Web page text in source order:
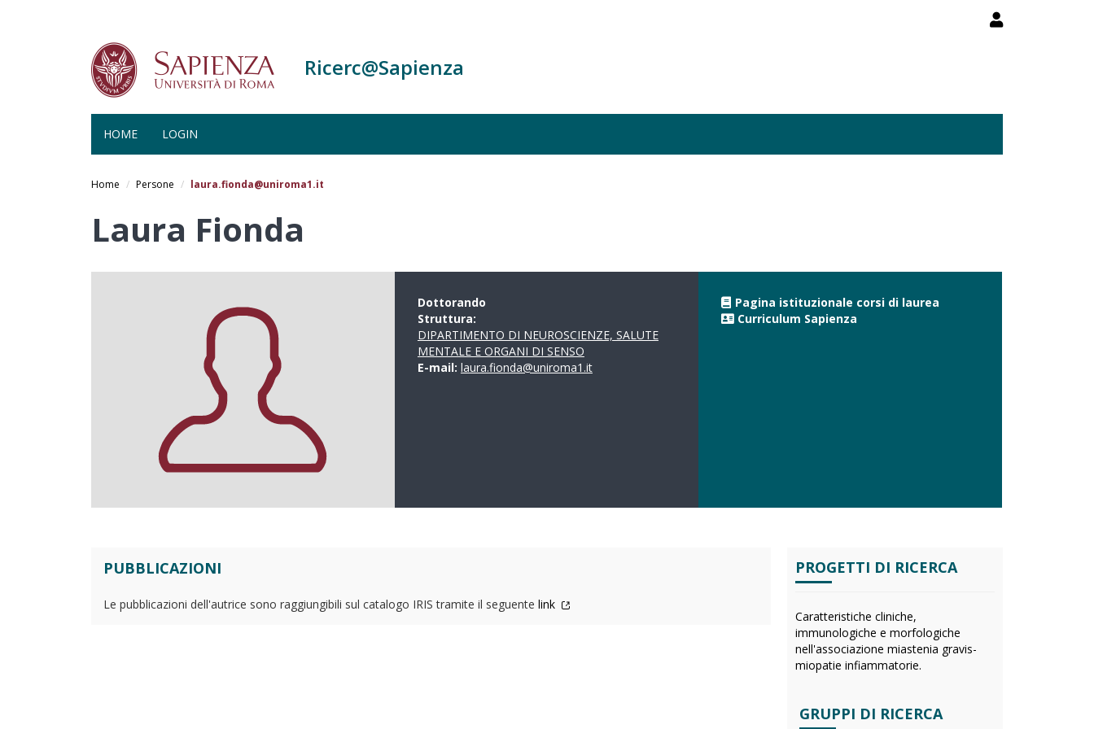
Ricerc@Sapienza
HOME LOGIN
Home Persone laura.fionda@uniroma1.it
Laura Fionda
Dottorando
Struttura:
DIPARTIMENTO DI NEUROSCIENZE, SALUTE
MENTALE E ORGANI DI SENSO
E-mail: laura.fionda@uniroma1.it
Pagina istituzionale corsi di laurea
Curriculum Sapienza
PUBBLICAZIONI
Le pubblicazioni dell'autrice sono raggiungibili sul catalogo IRIS tramite il seguente link
PROGETTI DI RICERCA
Caratteristiche cliniche,
immunologiche e morfologiche
nell'associazione miastenia gravis-
miopatie infiammatorie.
GRUPPI DI RICERCA